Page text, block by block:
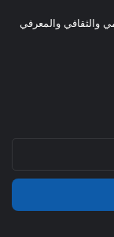
والثقافي والمعرفي